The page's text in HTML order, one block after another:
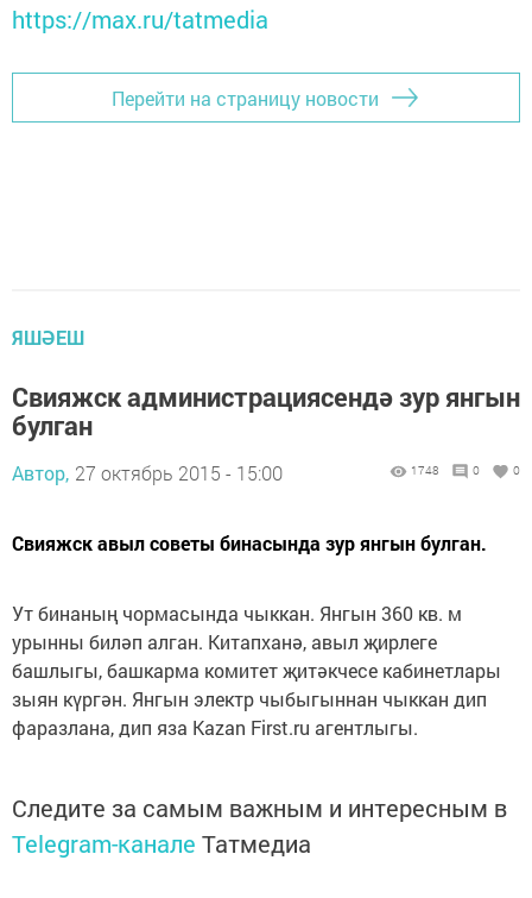
https://max.ru/tatmedia
Перейти на страницу новости
ЯШӘЕШ
Свияжск администрациясендә зур янгын
булган
Автор, 27 октябрь 2015 - 15:00 1748 0 0
Свияжск авыл советы бинасында зур янгын булган.
Ут бинаның чормасында чыккан. Янгын 360 кв. м
урынны биләп алган. Китапханә, авыл җирлеге
башлыгы, башкарма комитет җитәкчесе кабинетлары
зыян күргән. Янгын электр чыбыгыннан чыккан дип
фаразлана, дип яза Kazan First.ru агентлыгы.
Следите за самым важным и интересным в
Telegram-канале Татмедиа